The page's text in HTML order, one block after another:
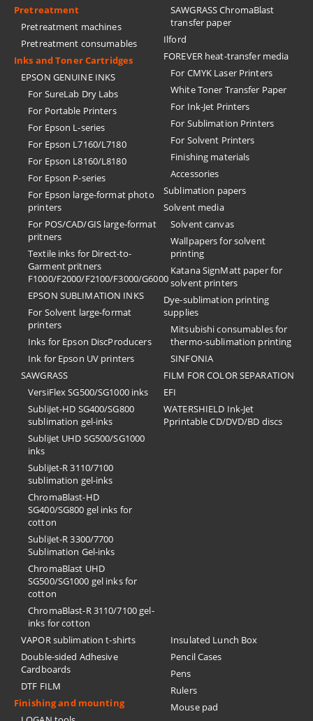
Pretreatment
Pretreatment machines
Pretreatment consumables
Inks and Toner Cartridges
EPSON GENUINE INKS
For SureLab Dry Labs
For Portable Printers
For Epson L-series
For Epson L7160/L7180
For Epson L8160/L8180
For Epson P-series
For Epson large-format photo
printers
For POS/CAD/GIS large-format
pritners
Textile inks for Direct-to-
Garment pritners
F1000/F2000/F2100/F3000/G6000
EPSON SUBLIMATION INKS
For Solvent large-format
printers
Inks for Epson DiscProducers
Ink for Epson UV printers
SAWGRASS
VersiFlex SG500/SG1000 inks
SubliJet-HD SG400/SG800
sublimation gel-inks
SubliJet UHD SG500/SG1000
inks
SubliJet-R 3110/7100
sublimation gel-inks
ChromaBlast-HD
SG400/SG800 gel inks for
cotton
SubliJet-R 3300/7700
Sublimation Gel-inks
ChromaBlast UHD
SG500/SG1000 gel inks for
cotton
ChromaBlast-R 3110/7100 gel-
inks for cotton
SAWGRASS ChromaBlast
transfer paper
Ilford
FOREVER heat-transfer media
For CMYK Laser Printers
White Toner Transfer Paper
For Ink-Jet Printers
For Sublimation Printers
For Solvent Printers
Finishing materials
Accessories
Sublimation papers
Solvent media
Solvent canvas
Wallpapers for solvent
printing
Katana SignMatt paper for
solvent printers
Dye-sublimation printing
supplies
Mitsubishi consumables for
thermo-sublimation printing
SINFONIA
FILM FOR COLOR SEPARATION
EFI
​WATERSHIELD Ink-Jet
Pprintable CD/DVD/BD discs
VAPOR sublimation t-shirts
Double-sided Adhesive
Cardboards
DTF FILM
Finishing and mounting
Insulated Lunch Box
Pencil Cases
Pens
Rulers
Mouse pad